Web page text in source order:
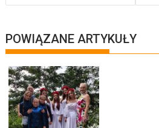
POWIĄZANE ARTYKUŁY